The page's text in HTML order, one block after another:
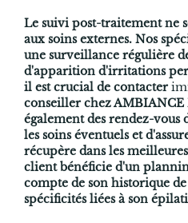
Le suivi post-traitement ne
aux soins externes. Nos
une surveillance régulière
d'apparition d'irritations
il est crucial de contacter
conseiller chez
également des rendez-vous
les soins éventuels et
récupère dans les
client bénéficie d'un
compte de son historique
spécificités liées à son